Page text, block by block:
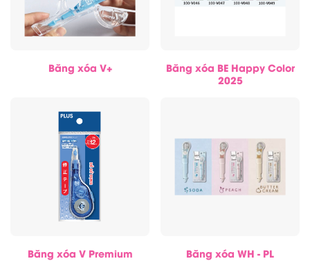
Băng xóa V+
Băng xóa BE Happy Color
2025
Băng xóa V Premium Băng xóa WH - PL